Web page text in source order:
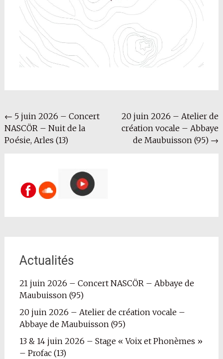
Navigation
de
l'article
← 5 juin 2026 – Concert
NASCÖR – Nuit de la
Poésie, Arles (13)
20 juin 2026 – Atelier de
création vocale – Abbaye
de Maubuisson (95) →
Actualités
21 juin 2026 – Concert NASCÖR – Abbaye de
Maubuisson (95)
20 juin 2026 – Atelier de création vocale –
Abbaye de Maubuisson (95)
13 & 14 juin 2026 – Stage « Voix et Phonèmes »
– Profac (13)